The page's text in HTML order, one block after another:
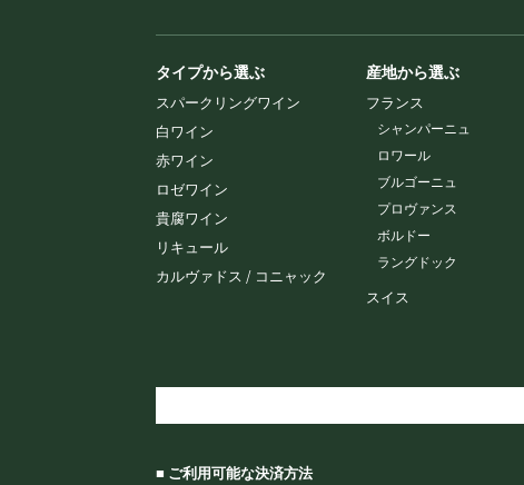
タイプから選ぶ
スパークリングワイン
白ワイン
赤ワイン
ロゼワイン
貴腐ワイン
リキュール
カルヴァドス / コニャック
産地から選ぶ
フランス
シャンパーニュ
ロワール
ブルゴーニュ
プロヴァンス
ボルドー
ラングドック
スイス
■ ご利用可能な決済方法